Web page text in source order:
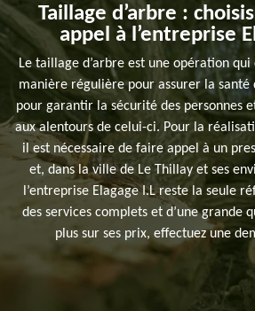
Taillage d’arbre :
appel à l’entreprise
Le taillage d’arbre est une opération
manière régulière pour assurer la santé
pour garantir la sécurité des personnes
aux alentours de celui-ci. Pour la
il est nécessaire de faire appel à un
et, dans la ville de Le Thillay et ses
l’entreprise Elagage I.L reste la seule
des services complets et d’une grande
plus sur ses prix, effectuez une